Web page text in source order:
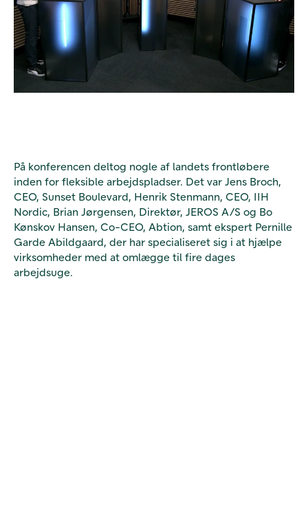
På konferencen deltog nogle af landets frontløbere
inden for fleksible arbejdspladser. Det var Jens Broch,
CEO, Sunset Boulevard, Henrik Stenmann, CEO, IIH
Nordic, Brian Jørgensen, Direktør, JEROS A/S og Bo
Kønskov Hansen, Co-CEO, Abtion, samt ekspert Pernille
Garde Abildgaard, der har specialiseret sig i at hjælpe
virksomheder med at omlægge til fire dages
arbejdsuge.